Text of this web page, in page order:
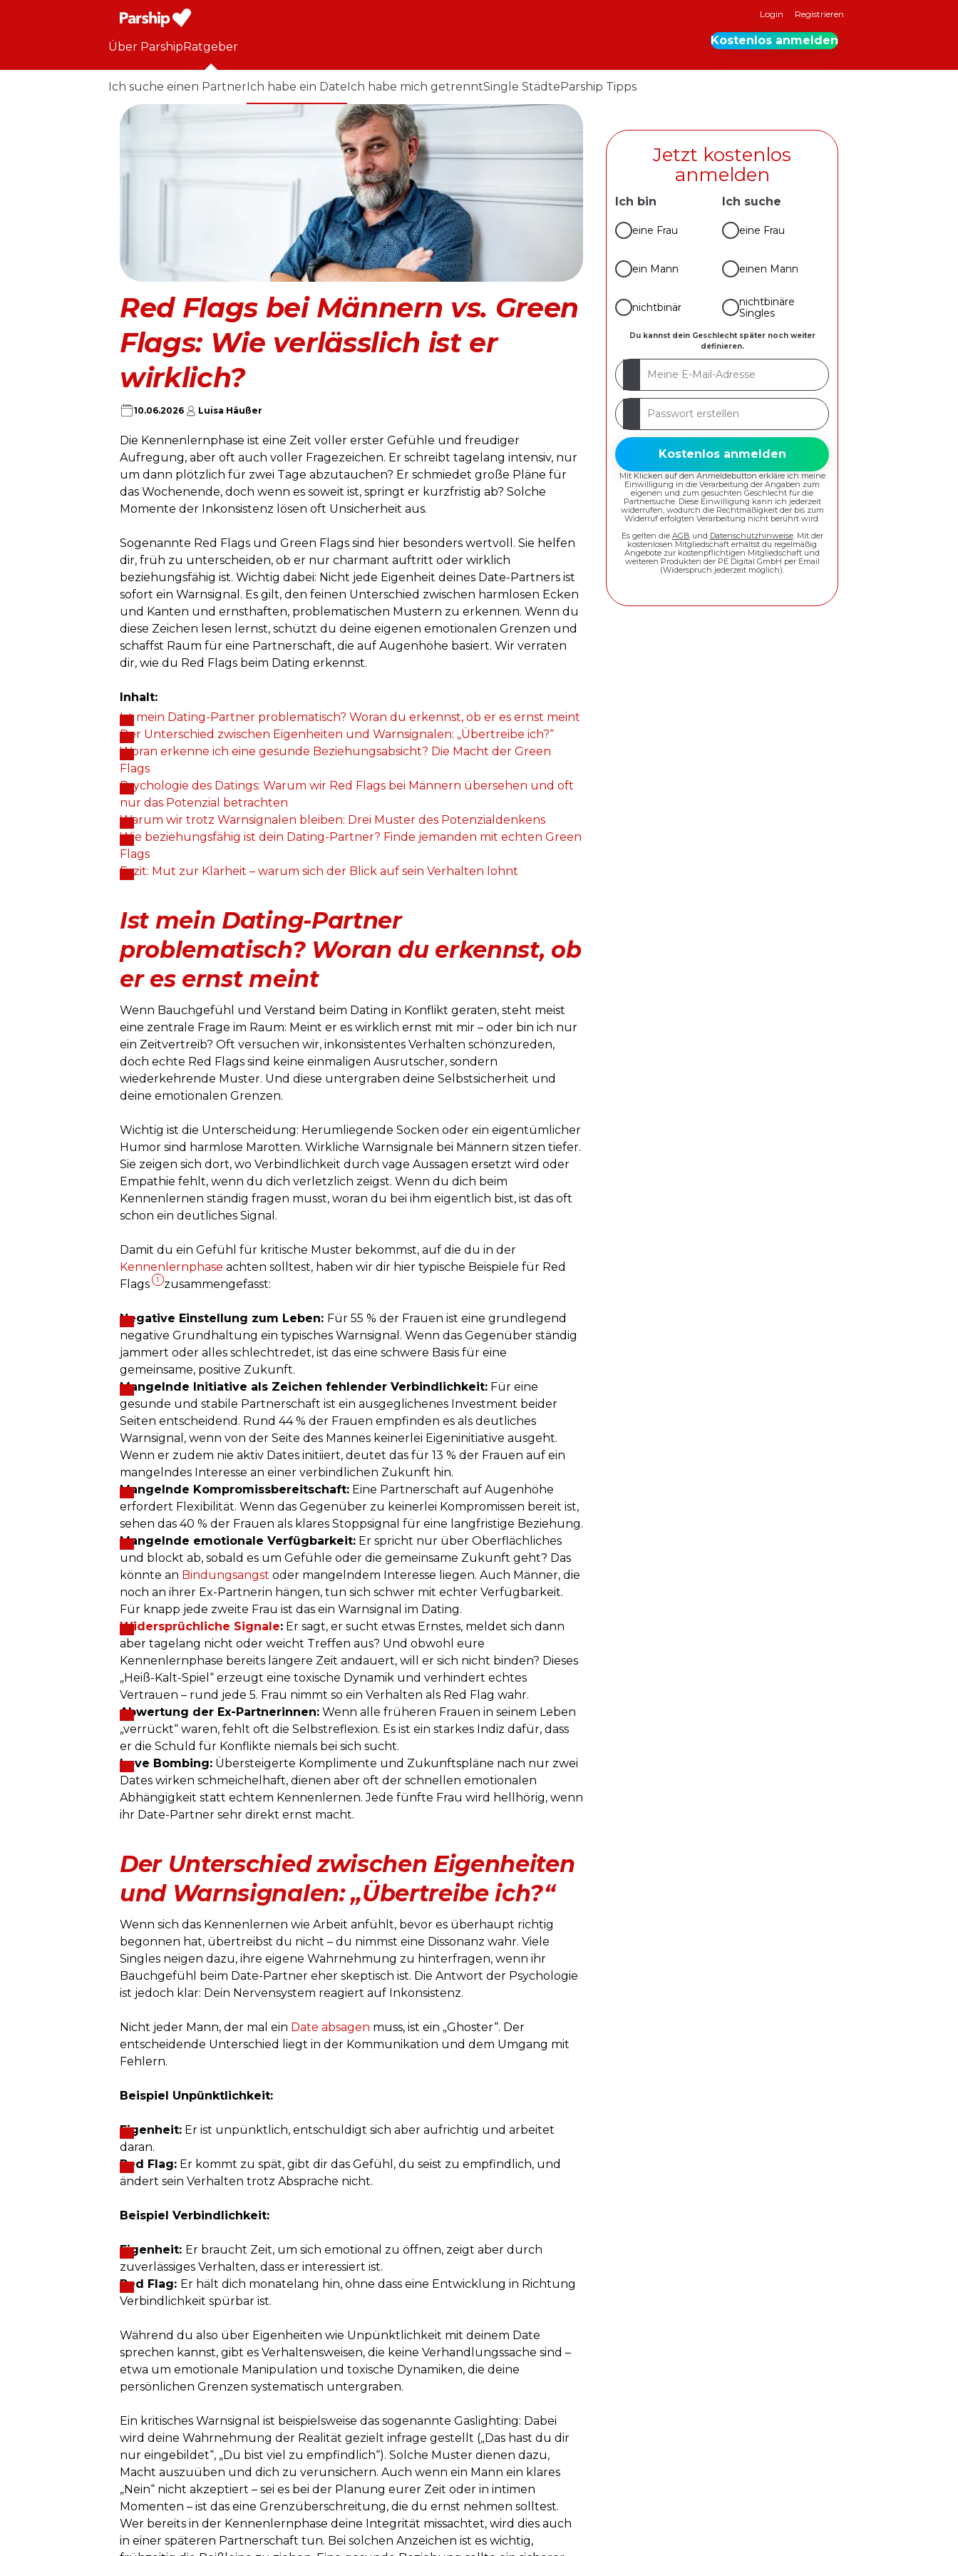
Login Registrieren
Über ParshipRatgeber
Ich suche einen PartnerIch habe ein DateIch habe mich getrenntSingle StädteParship Tipps
Kostenlos anmelden
Red Flags bei Männern vs. Green
Flags: Wie verlässlich ist er
wirklich?
10.06.2026 Luisa Häußer
Die Kennenlernphase ist eine Zeit voller erster Gefühle und freudiger
Aufregung, aber oft auch voller Fragezeichen. Er schreibt tagelang intensiv, nur
um dann plötzlich für zwei Tage abzutauchen? Er schmiedet große Pläne für
das Wochenende, doch wenn es soweit ist, springt er kurzfristig ab? Solche
Momente der Inkonsistenz lösen oft Unsicherheit aus.
Sogenannte Red Flags und Green Flags sind hier besonders wertvoll. Sie helfen
dir, früh zu unterscheiden, ob er nur charmant auftritt oder wirklich
beziehungsfähig ist. Wichtig dabei: Nicht jede Eigenheit deines Date-Partners ist
sofort ein Warnsignal. Es gilt, den feinen Unterschied zwischen harmlosen Ecken
und Kanten und ernsthaften, problematischen Mustern zu erkennen. Wenn du
diese Zeichen lesen lernst, schützt du deine eigenen emotionalen Grenzen und
schaffst Raum für eine Partnerschaft, die auf Augenhöhe basiert. Wir verraten
dir, wie du Red Flags beim Dating erkennst.
Inhalt:
Ist mein Dating-Partner problematisch? Woran du erkennst, ob er es ernst meint
Der Unterschied zwischen Eigenheiten und Warnsignalen: „Übertreibe ich?“
Woran erkenne ich eine gesunde Beziehungsabsicht? Die Macht der Green
Flags
Psychologie des Datings: Warum wir Red Flags bei Männern übersehen und oft
nur das Potenzial betrachten
Warum wir trotz Warnsignalen bleiben: Drei Muster des Potenzialdenkens
Wie beziehungsfähig ist dein Dating-Partner? Finde jemanden mit echten Green
Flags
Fazit: Mut zur Klarheit – warum sich der Blick auf sein Verhalten lohnt
Ist mein Dating-Partner
problematisch? Woran du erkennst, ob
er es ernst meint
Wenn Bauchgefühl und Verstand beim Dating in Konflikt geraten, steht meist
eine zentrale Frage im Raum: Meint er es wirklich ernst mit mir – oder bin ich nur
ein Zeitvertreib? Oft versuchen wir, inkonsistentes Verhalten schönzureden,
doch echte Red Flags sind keine einmaligen Ausrutscher, sondern
wiederkehrende Muster. Und diese untergraben deine Selbstsicherheit und
deine emotionalen Grenzen.
Wichtig ist die Unterscheidung: Herumliegende Socken oder ein eigentümlicher
Humor sind harmlose Marotten. Wirkliche Warnsignale bei Männern sitzen tiefer.
Sie zeigen sich dort, wo Verbindlichkeit durch vage Aussagen ersetzt wird oder
Empathie fehlt, wenn du dich verletzlich zeigst. Wenn du dich beim
Kennenlernen ständig fragen musst, woran du bei ihm eigentlich bist, ist das oft
schon ein deutliches Signal.
Damit du ein Gefühl für kritische Muster bekommst, auf die du in der
Kennenlernphase achten solltest, haben wir dir hier typische Beispiele für Red
Flags
1 zusammengefasst:
Negative Einstellung zum Leben: Für 55 % der Frauen ist eine grundlegend
negative Grundhaltung ein typisches Warnsignal. Wenn das Gegenüber ständig
jammert oder alles schlechtredet, ist das eine schwere Basis für eine
gemeinsame, positive Zukunft.
Mangelnde Initiative als Zeichen fehlender Verbindlichkeit: Für eine
gesunde und stabile Partnerschaft ist ein ausgeglichenes Investment beider
Seiten entscheidend. Rund 44 % der Frauen empfinden es als deutliches
Warnsignal, wenn von der Seite des Mannes keinerlei Eigeninitiative ausgeht.
Wenn er zudem nie aktiv Dates initiiert, deutet das für 13 % der Frauen auf ein
mangelndes Interesse an einer verbindlichen Zukunft hin.
Mangelnde Kompromissbereitschaft: Eine Partnerschaft auf Augenhöhe
erfordert Flexibilität. Wenn das Gegenüber zu keinerlei Kompromissen bereit ist,
sehen das 40 % der Frauen als klares Stoppsignal für eine langfristige Beziehung.
Mangelnde emotionale Verfügbarkeit: Er spricht nur über Oberflächliches
und blockt ab, sobald es um Gefühle oder die gemeinsame Zukunft geht? Das
könnte an Bindungsangst oder mangelndem Interesse liegen. Auch Männer, die
noch an ihrer Ex-Partnerin hängen, tun sich schwer mit echter Verfügbarkeit.
Für knapp jede zweite Frau ist das ein Warnsignal im Dating.
Widersprüchliche Signale: Er sagt, er sucht etwas Ernstes, meldet sich dann
aber tagelang nicht oder weicht Treffen aus? Und obwohl eure
Kennenlernphase bereits längere Zeit andauert, will er sich nicht binden? Dieses
„Heiß-Kalt-Spiel“ erzeugt eine toxische Dynamik und verhindert echtes
Vertrauen – rund jede 5. Frau nimmt so ein Verhalten als Red Flag wahr.
Abwertung der Ex-Partnerinnen: Wenn alle früheren Frauen in seinem Leben
„verrückt“ waren, fehlt oft die Selbstreflexion. Es ist ein starkes Indiz dafür, dass
er die Schuld für Konflikte niemals bei sich sucht.
Love Bombing: Übersteigerte Komplimente und Zukunftspläne nach nur zwei
Dates wirken schmeichelhaft, dienen aber oft der schnellen emotionalen
Abhängigkeit statt echtem Kennenlernen. Jede fünfte Frau wird hellhörig, wenn
ihr Date-Partner sehr direkt ernst macht.
Der Unterschied zwischen Eigenheiten
und Warnsignalen: „Übertreibe ich?“
Wenn sich das Kennenlernen wie Arbeit anfühlt, bevor es überhaupt richtig
begonnen hat, übertreibst du nicht – du nimmst eine Dissonanz wahr. Viele
Singles neigen dazu, ihre eigene Wahrnehmung zu hinterfragen, wenn ihr
Bauchgefühl beim Date-Partner eher skeptisch ist. Die Antwort der Psychologie
ist jedoch klar: Dein Nervensystem reagiert auf Inkonsistenz.
Nicht jeder Mann, der mal ein Date absagen muss, ist ein „Ghoster“. Der
entscheidende Unterschied liegt in der Kommunikation und dem Umgang mit
Fehlern.
Beispiel Unpünktlichkeit:
Eigenheit: Er ist unpünktlich, entschuldigt sich aber aufrichtig und arbeitet
daran.
Red Flag: Er kommt zu spät, gibt dir das Gefühl, du seist zu empfindlich, und
ändert sein Verhalten trotz Absprache nicht.
Beispiel Verbindlichkeit:
Eigenheit: Er braucht Zeit, um sich emotional zu öffnen, zeigt aber durch
zuverlässiges Verhalten, dass er interessiert ist.
Red Flag: Er hält dich monatelang hin, ohne dass eine Entwicklung in Richtung
Verbindlichkeit spürbar ist.
Während du also über Eigenheiten wie Unpünktlichkeit mit deinem Date
sprechen kannst, gibt es Verhaltensweisen, die keine Verhandlungssache sind –
etwa um emotionale Manipulation und toxische Dynamiken, die deine
persönlichen Grenzen systematisch untergraben.
Ein kritisches Warnsignal ist beispielsweise das sogenannte Gaslighting: Dabei
wird deine Wahrnehmung der Realität gezielt infrage gestellt („Das hast du dir
nur eingebildet“, „Du bist viel zu empfindlich“). Solche Muster dienen dazu,
Macht auszuüben und dich zu verunsichern. Auch wenn ein Mann ein klares
„Nein“ nicht akzeptiert – sei es bei der Planung eurer Zeit oder in intimen
Momenten – ist das eine Grenzüberschreitung, die du ernst nehmen solltest.
Wer bereits in der Kennenlernphase deine Integrität missachtet, wird dies auch
in einer späteren Partnerschaft tun. Bei solchen Anzeichen ist es wichtig,
Jetzt kostenlos
anmelden
Ich bin
eine Frau
ein Mann
nichtbinär
Ich suche
eine Frau
einen Mann
nichtbinäre
Singles
Du kannst dein Geschlecht später noch weiter
definieren.
Meine
E-
Mail-
Adresse
Passwort
erstellen
Kostenlos anmelden
Mit Klicken auf den Anmeldebutton erkläre ich meine
Einwilligung in die Verarbeitung der Angaben zum
eigenen und zum gesuchten Geschlecht für die
Partnersuche. Diese Einwilligung kann ich jederzeit
widerrufen, wodurch die Rechtmäßigkeit der bis zum
Widerruf erfolgten Verarbeitung nicht berührt wird.
Es gelten die AGB und Datenschutzhinweise. Mit der
kostenlosen Mitgliedschaft erhältst du regelmäßig
Angebote zur kostenpflichtigen Mitgliedschaft und
weiteren Produkten der PE Digital GmbH per Email
(Widerspruch jederzeit möglich).